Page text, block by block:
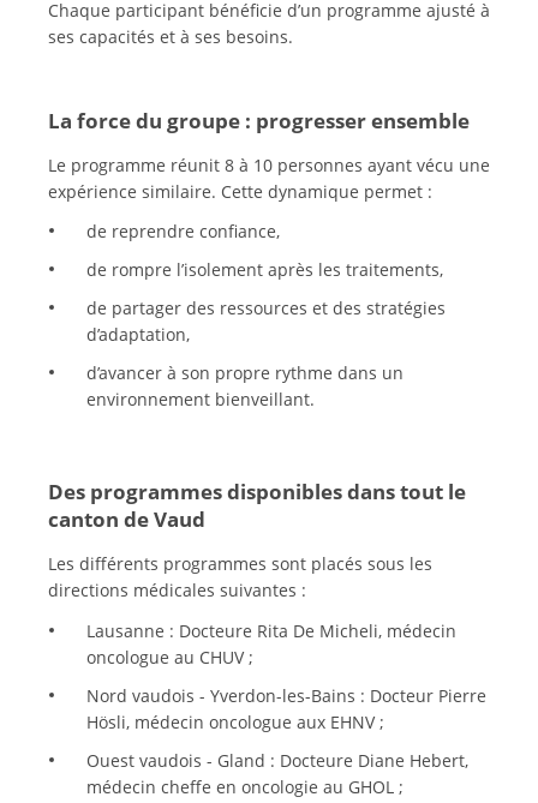
Chaque participant bénéficie d’un programme ajusté à
ses capacités et à ses besoins.
La force du groupe : progresser ensemble
Le programme réunit 8 à 10 personnes ayant vécu une
expérience similaire. Cette dynamique permet :
de reprendre confiance,
de rompre l’isolement après les traitements,
de partager des ressources et des stratégies
d’adaptation,
d’avancer à son propre rythme dans un
environnement bienveillant.
Des programmes disponibles dans tout le
canton de Vaud
Les différents programmes sont placés sous les
directions médicales suivantes :
Lausanne : Docteure Rita De Micheli, médecin
oncologue au CHUV ;
Nord vaudois - Yverdon-les-Bains : Docteur Pierre
Hösli, médecin oncologue aux EHNV ;
Ouest vaudois - Gland : Docteure Diane Hebert,
médecin cheffe en oncologie au GHOL ;